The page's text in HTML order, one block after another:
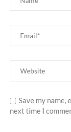
Save my name,
next time I